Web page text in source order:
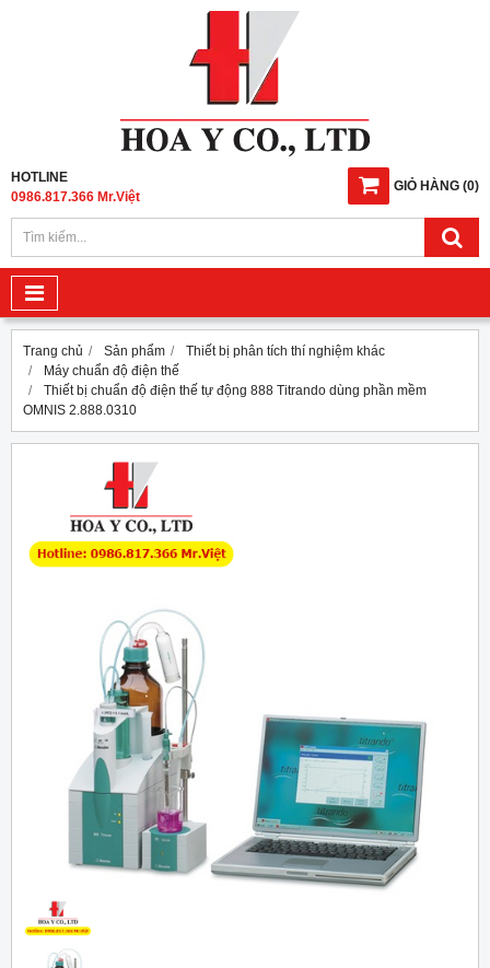
GIỎ HÀNG (0)
HOTLINE
0986.817.366 Mr.Việt
Trang chủ Sản phẩm
Thiết bị phân tích thí nghiệm khác
Máy chuẩn độ điện thế
Thiết bị chuẩn độ điện thế tự động 888 Titrando dùng phần mềm
OMNIS 2.888.0310